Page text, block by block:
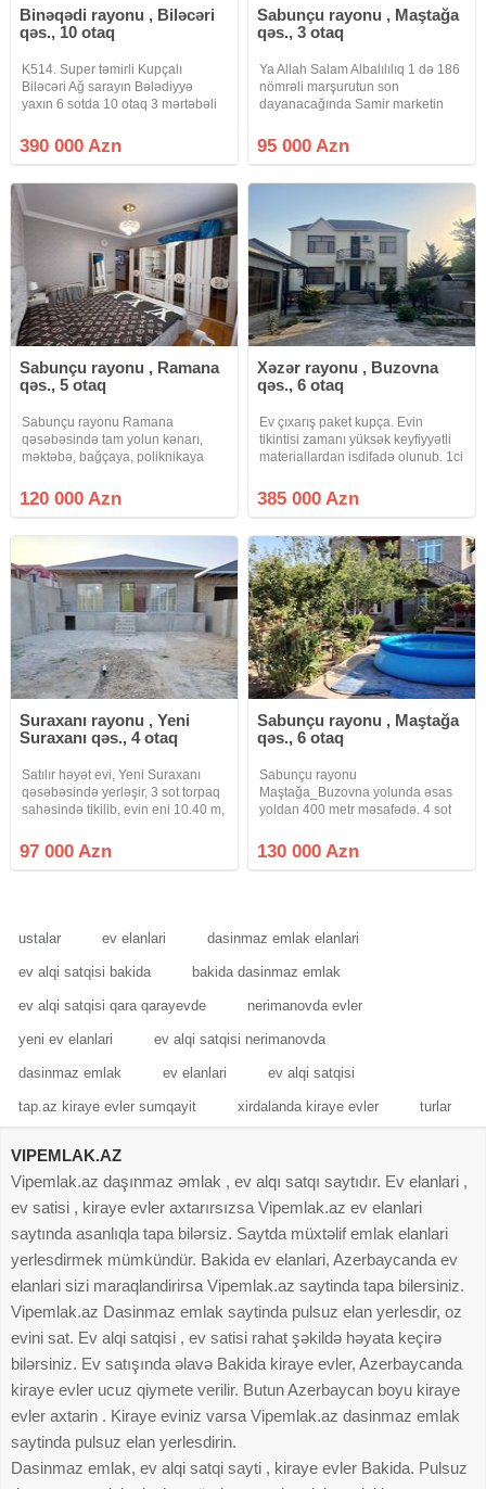
Binəqədi rayonu , Biləcəri
qəs., 10 otaq
K514. Super təmirli Kupçalı
Biləcəri Ağ sarayın Bələdiyyə
yaxın 6 sotda 10 otaq 3 mərtəbəli
olar isdənlən vaxt baxmaq olar
ciraq əmlak kanalına abunə olun
390 000 Azn
Sabunçu rayonu , Maştağa
qəs., 3 otaq
Ya Allah Salam Albalılılıq 1 də 186
nömrəli marşurutun son
dayanacağında Samir marketin
paket kupça olan 3 otaq ev satışa
çıxıb Qiyməti 95.000 min real
95 000 Azn
Sabunçu rayonu , Ramana
qəs., 5 otaq
Sabunçu rayonu Ramana
qəsəbəsində tam yolun kənarı,
məktəbə, bağçaya, poliknikaya
xətdinə yaxın 3 sot torpaq sahəsi
üzərində ümümi tikili sahəsi 160
120 000 Azn
Xəzər rayonu , Buzovna
qəs., 6 otaq
Ev çıxarış paket kupça. Evin
tikintisi zamanı yüksək keyfiyyətli
materiallardan isdifadə olunub. 1ci
otaq və 1 mətbəx. Keyfiyyətli
qapılar və rus istehsalı parket. Çöl
385 000 Azn
Suraxanı rayonu , Yeni
Suraxanı qəs., 4 otaq
Satılır həyət evi, Yeni Suraxanı
qəsəbəsində yerləşir, 3 sot torpaq
sahəsində tikilib, evin eni 10.40 m,
ümumi sahəsi 136 kv.m-dir, 4 otaq,
mətbəx, tualet, əlavə ütü otağı və
97 000 Azn
Sabunçu rayonu , Maştağa
qəs., 6 otaq
Sabunçu rayonu
Maştağa_Buzovna yolunda əsas
yoldan 400 metr məsafədə. 4 sot
olan 2 mərtəbəli 6 otaq, 2 mətbəxt
və 2 sanuzeldən ibarət həyət evi
130 000 Azn
ustalar ev elanlari dasinmaz emlak elanlari
ev alqi satqisi bakida bakida dasinmaz emlak
ev alqi satqisi qara qarayevde nerimanovda evler
yeni ev elanlari ev alqi satqisi nerimanovda
dasinmaz emlak ev elanlari ev alqi satqisi
tap.az kiraye evler sumqayit xirdalanda kiraye evler turlar
VIPEMLAK.AZ
Vipemlak.az daşınmaz əmlak , ev alqı satqı saytıdır. Ev elanlari ,
ev satisi , kiraye evler axtarırsızsa Vipemlak.az ev elanlari
saytında asanlıqla tapa bilərsiz. Saytda müxtəlif emlak elanlari
yerlesdirmek mümkündür. Bakida ev elanlari, Azerbaycanda ev
elanlari sizi maraqlandirirsa Vipemlak.az saytinda tapa bilersiniz.
Vipemlak.az Dasinmaz emlak saytinda pulsuz elan yerlesdir, oz
evini sat. Ev alqi satqisi , ev satisi rahat şəkildə həyata keçirə
bilərsiniz. Ev satışında əlavə Bakida kiraye evler, Azerbaycanda
kiraye evler ucuz qiymete verilir. Butun Azerbaycan boyu kiraye
evler axtarin . Kiraye eviniz varsa Vipemlak.az dasinmaz emlak
saytinda pulsuz elan yerlesdirin.
Dasinmaz emlak, ev alqi satqi sayti , kiraye evler Bakida. Pulsuz